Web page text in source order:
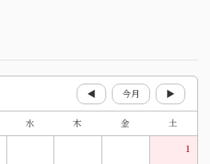
◀ 今月 ▶
水 木 金
土
1